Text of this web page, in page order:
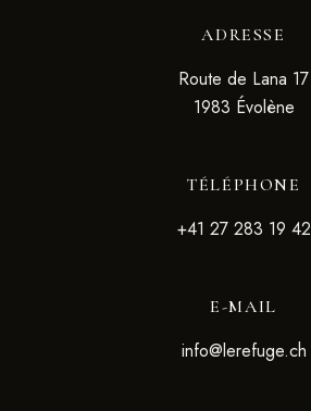
ADRESSE
Route de Lana 17
1983 Évolène
TÉLÉPHONE
+41 27 283 19 42
E-MAIL
info@lerefuge.ch